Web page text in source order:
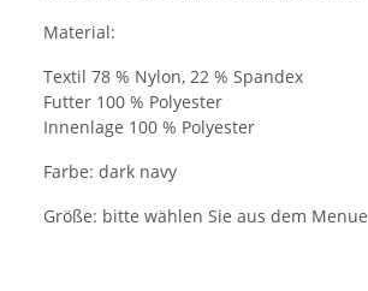
Material:
Textil 78 % Nylon, 22 % Spandex
Futter 100 % Polyester
Innenlage 100 % Polyester
Farbe: dark navy
Größe: bitte wählen Sie aus dem Menue